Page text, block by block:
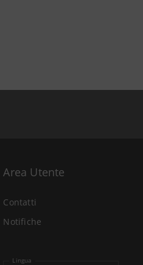
Area Utente
Contatti
Notifiche
Lingua